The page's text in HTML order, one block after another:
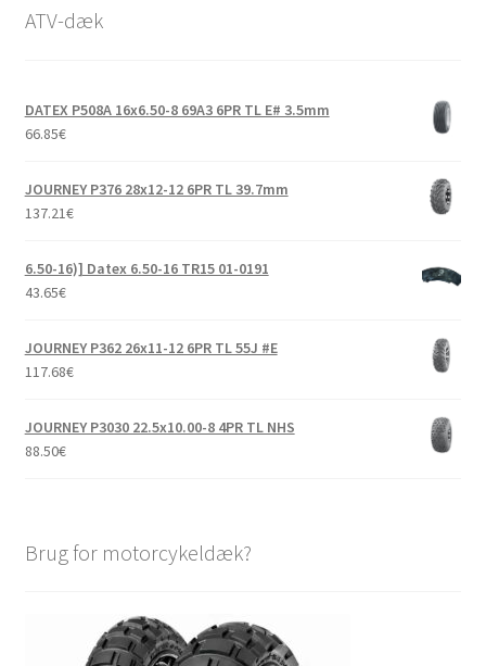
ATV-dæk
DATEX P508A 16x6.50-8 69A3 6PR TL E# 3.5mm
66.85€
JOURNEY P376 28x12-12 6PR TL 39.7mm
137.21€
6.50-16)] Datex 6.50-16 TR15 01-0191
43.65€
JOURNEY P362 26x11-12 6PR TL 55J #E
117.68€
JOURNEY P3030 22.5x10.00-8 4PR TL NHS
88.50€
Brug for motorcykeldæk?